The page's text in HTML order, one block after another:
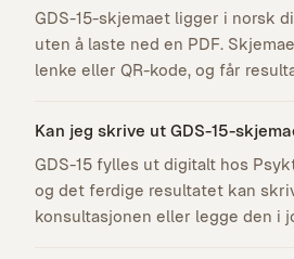
GDS-15-skjemaet ligger i norsk
uten å laste ned en PDF.
lenke eller QR-kode, og får
Kan jeg skrive ut GDS-15-
GDS-15 fylles ut digitalt hos
og det ferdige resultatet kan
konsultasjonen eller legge den i